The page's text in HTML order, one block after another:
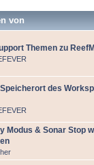
von
Themen zu
des
Modus & Sonar Stop